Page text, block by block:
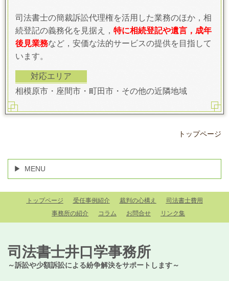
司法書士の簡裁訴訟代理権を活用した業務のほか，相
続登記の義務化を見据え， 特に相続登記や遺言，成年
後見業務など，安価な法的サービスの提供を目指して
います。
対応エリア
相模原市・座間市・町田市・その他の近隣地域
トップページ
MENU
トップページ 受任事例紹介 裁判の心構え
司法書士費用
事務所の紹介
コラム お問合せ リンク集
司法書士井口学事務所
～訴訟や少額訴訟による紛争解決をサポートします～